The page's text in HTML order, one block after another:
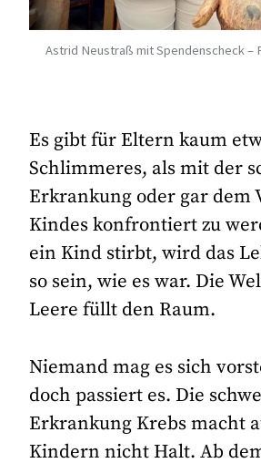
Astrid Neustraß mit Spendenscheck –
Es gibt für Eltern kaum
Schlimmeres, als mit der
Erkrankung oder gar dem
Kindes konfrontiert zu
ein Kind stirbt, wird das
so sein, wie es war. Die
Leere füllt den Raum.
Niemand mag es sich
doch passiert es. Die
Erkrankung Krebs macht
Kindern nicht Halt. Ab